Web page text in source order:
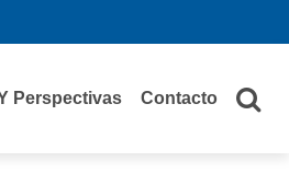
Perspectivas Contacto